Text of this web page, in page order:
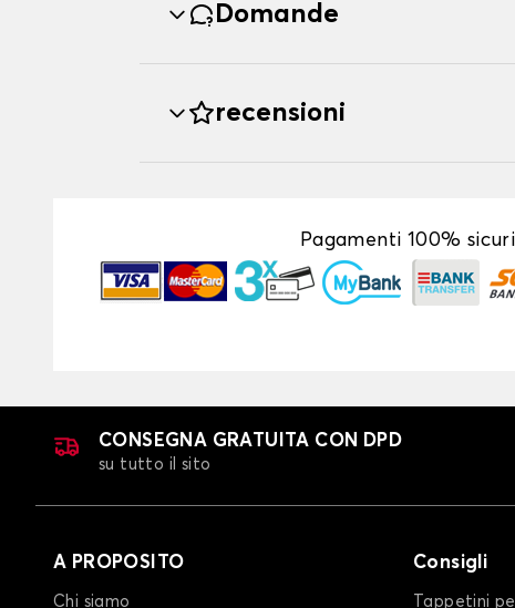
Domande
recensioni
Pagamenti 100% sicuri
CONSEGNA GRATUITA CON DPD
su tutto il sito
A PROPOSITO
Chi siamo
Consigli
Tappetini